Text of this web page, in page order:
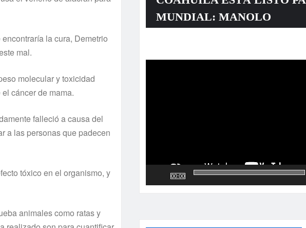
la cura, Demetrio
mal.
molecular y toxicidad
cáncer de mama.
falleció a causa del
a las personas que padecen
tóxico en el organismo, y
animales como ratas y
MUNDIAL: MANOLO
00:00